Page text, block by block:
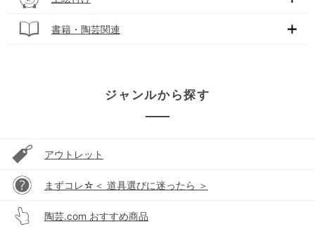
書籍・陶芸関連
ジャンルから探す
アウトレット
まずコレ☆＜ 道具選びに迷ったら ＞
陶芸.com おすすめ商品